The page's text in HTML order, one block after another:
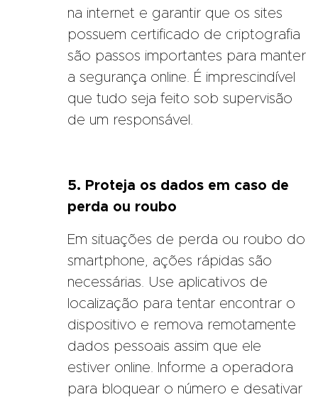
na internet e garantir que os sites
possuem certificado de criptografia
são passos importantes para manter
a segurança online. É imprescindível
que tudo seja feito sob supervisão
de um responsável.
5. Proteja os dados em caso de
perda ou roubo
Em situações de perda ou roubo do
smartphone, ações rápidas são
necessárias. Use aplicativos de
localização para tentar encontrar o
dispositivo e remova remotamente
dados pessoais assim que ele
estiver online. Informe a operadora
para bloquear o número e desativar